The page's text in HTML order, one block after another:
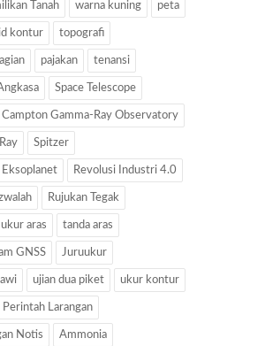
Tanah warna kuning peta
kontur topografi
pajakan tenansi
Space Telescope
Campton Gamma-Ray Observatory
Spitzer
Revolusi Industri 4.0
Rujukan Tegak
aras tanda aras
GNSS Juruukur
ujian dua piket ukur kontur
Perintah Larangan
Notis Ammonia